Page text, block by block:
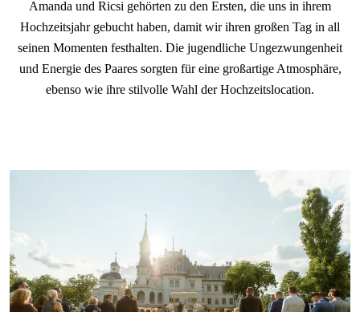
Amanda und Ricsi gehörten zu den Ersten, die uns in ihrem
Hochzeitsjahr gebucht haben, damit wir ihren großen Tag in all
seinen Momenten festhalten. Die jugendliche Ungezwungenheit
und Energie des Paares sorgten für eine großartige Atmosphäre,
ebenso wie ihre stilvolle Wahl der Hochzeitslocation.